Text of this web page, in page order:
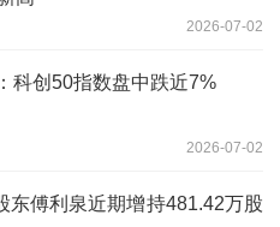
2026-07-02
科创50指数盘中跌近7%
2026-07-02
东傅利泉近期增持481.42万股